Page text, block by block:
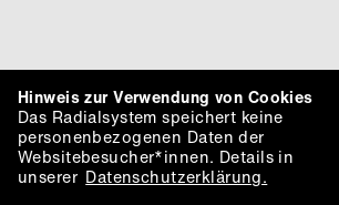
Hinweis zur Verwendung von Cookies
Das Radialsystem speichert keine
personenbezogenen Daten der
Websitebesucher*innen. Details in
unserer Datenschutzerklärung.